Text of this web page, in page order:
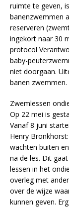
ruimte te geven,
banenzwemmen
reserveren
ingekort naar 30
protocol
baby-
niet doorgaan.
banen
Zwemlessen
Op 22 mei is
Vanaf 8 juni
Henry
wachten buiten
na de les. Dit
lessen in het
overleg met
over de wijze
kunnen geven.